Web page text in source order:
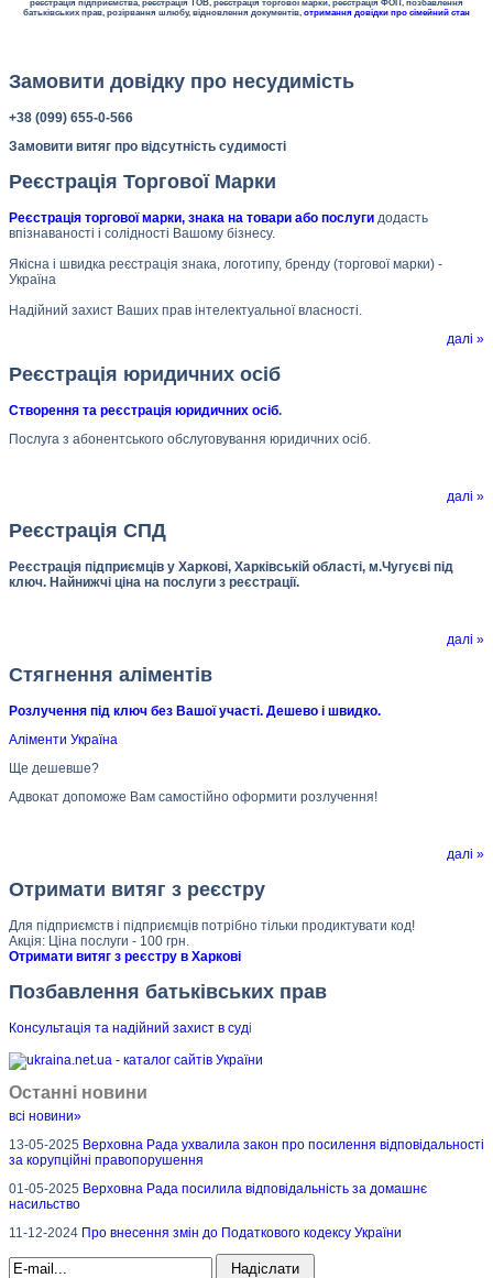
реєстрація підприємства, реєстрація ТОВ, реєстрація торгової марки, реєстрація ФОП, позбавлення
батьківських прав, розірвання шлюбу, відновлення документів, отримання довідки про сімейний стан
Замовити довідку про несудимість
+38 (099) 655-0-566
Замовити витяг про відсутність судимості
Реєстрація Торгової Марки
Реєстрація торгової марки, знака на товари або послуги додасть
впізнаваності і солідності Вашому бізнесу.
Якісна і швидка реєстрація знака, логотипу, бренду (торгової марки) -
Україна
Надійний захист Ваших прав інтелектуальної власності.
далі »
Реєстрація юридичних осіб
Створення та реєстрація юридичних осіб.
Послуга з абонентського обслуговування юридичних осіб.
далі »
Реєстрація СПД
Реєстрація підприємців у Харкові, Харківській області, м.Чугуєві під
ключ. Найнижчі ціна на послуги з реєстрації.
далі »
Стягнення аліментів
Розлучення під ключ без Вашої участі. Дешево і швидко.
Аліменти Україна
Ще дешевше?
Адвокат допоможе Вам самостійно оформити розлучення!
далі »
Отримати витяг з реєстру
Для підприємств і підприємців потрібно тільки продиктувати код!
Акція: Ціна послуги - 100 грн.
Отримати витяг з реєстру в Харкові
Позбавлення батьківських прав
Консультація та надійний захист в суді
Останні новини
всі новини»
13-05-2025 Верховна Рада ухвалила закон про посилення відповідальності
за корупційні правопорушення
01-05-2025 Верховна Рада посилила відповідальність за домашнє
насильство
11-12-2024 Про внесення змін до Податкового кодексу України